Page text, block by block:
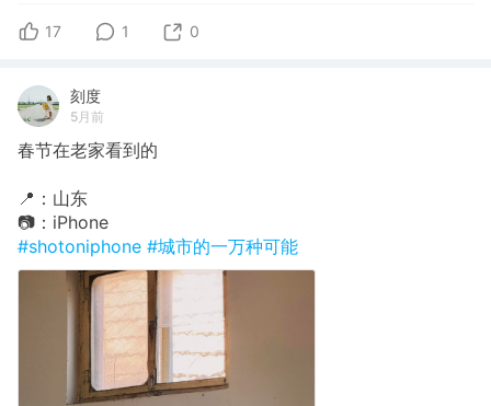
17 1 0
刻度
5月前
春节在老家看到的
📍：山东
📷：iPhone
#shotoniphone #城市的一万种可能